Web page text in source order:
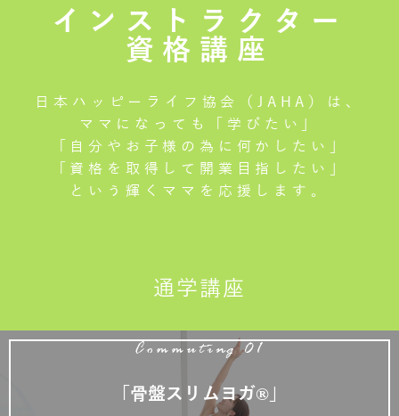
インストラクター
資格講座
日本ハッピーライフ協会（JAHA）は、
ママになっても「学びたい」
「自分やお子様の為に何かしたい」
「資格を取得して開業目指したい」
という輝くママを応援します。
通学講座
Commuting 01
「骨盤スリムヨガ®」